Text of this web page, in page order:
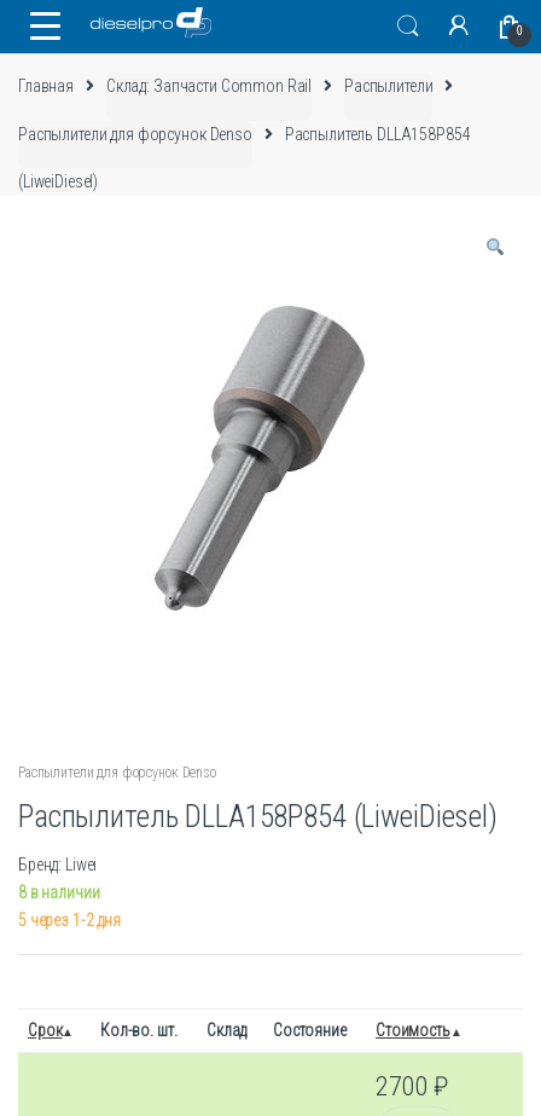
0
Главная Склад: Запчасти Common Rail Распылители
Распылители для форсунок Denso Распылитель DLLA158P854
(LiweiDiesel)
Распылители для форсунок Denso
Распылитель DLLA158P854 (LiweiDiesel)
Бренд: Liwei
8 в наличии
5 через 1-2 дня
Срок Кол-во. шт. Склад Состояние Стоимость
2700₽